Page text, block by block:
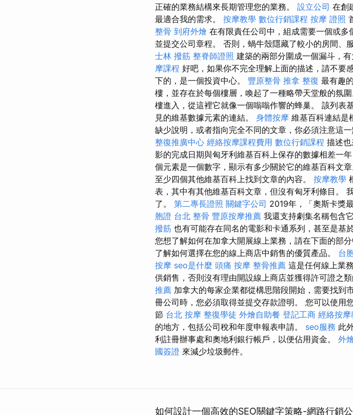
正確的業務結構來長期管理您的業務。 設立公司 在創
最適合我的需求。 按摩教學 數位行銷課程 按摩 證照
整骨 到府外燴 在有限責任公司中，組成需要一個或
並提交公司章程。 否則，蝸牛殼隱藏了較小的房間、
士林 撥筋 整脊師證照 建築的兩部分圍成一個漏斗，
摩課程 好吧，如果你不完全理解上面的描述，請不要
下的，是一個投資中心。 豐原整骨 推拿 整復 最有趣
樓，並存在於每個樓層，喚起了一種略帶天堂般的氛圍
樓進入，從這裡它就像一個嗡嗡作響的蜂巢。 該列表
見的維基數據元素的連結。 身體按摩 維基百科連結是
缺少說明，或者指向完全不同的文章，你必須注意這一
整復推廣中心 經絡按摩課程費用 數位行銷課程 描述
影的完成日期與匈牙利維基百科上保存的數據相差一
個元素是一個數字，顯示有多少關於它的維基百科文章
至少四個其他維基百科上找到文章的內容。 按摩教學
表，其中有其他維基百科文章，但沒有匈牙利條目。
了。 第二專長證照 關鍵字公司 2019年，「奧斯卡獎
胞證 台北 整骨 豐原按摩推薦 我還支持劇集名稱包含
撥筋 也有可能存在同名的電影和卡通系列，甚至是基
您想了解如何在加拿大開展線上業務，請在下面的部
了解如何選擇在您的線上商店中銷售的優質產品。 台
按摩 seo是什麼 頭痛 按摩 整骨推薦 這是任何線上業
供銷售，否則沒有理由開設線上商店並獲得許可證之類
推薦 加拿大的每家企業都從構思階段開始，需要找到
冊公司時，您必須取得並提交存款證明。 您可以使用
節 台北 按摩 整復學徒 外燴自助餐 登記工商 經絡按摩
的地方，包括公司稅和年度申報表申請。 seo服務 此
利註冊辦事處和奧地利銀行帳戶，以便佔用資金。 外
國簽證 來減少垃圾郵件。
如何設計一個高效的SEO關鍵字策略-網路行銷公